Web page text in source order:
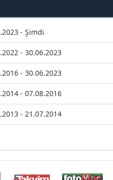
- Şimdi
- 30.06.2023
- 30.06.2023
- 07.08.2016
- 21.07.2014